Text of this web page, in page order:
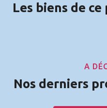
Les biens de
A
Nos derniers